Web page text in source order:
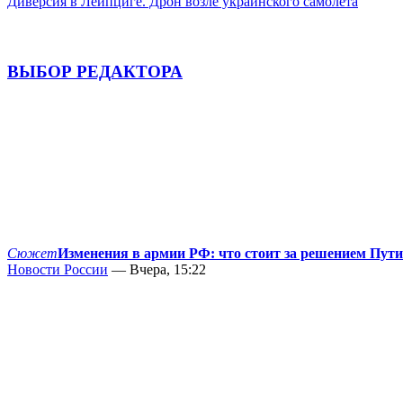
ВЫБОР РЕДАКТОРА
СюжетИзменения в армии РФ: что стоит за решением
Новости России — Вчера, 15:22